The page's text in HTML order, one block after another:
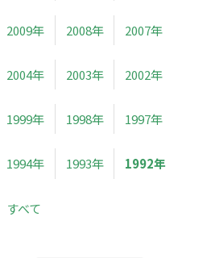
2009年 2008年 2007年
2004年 2003年 2002年
1999年 1998年 1997年
1994年 1993年 1992年
すべて